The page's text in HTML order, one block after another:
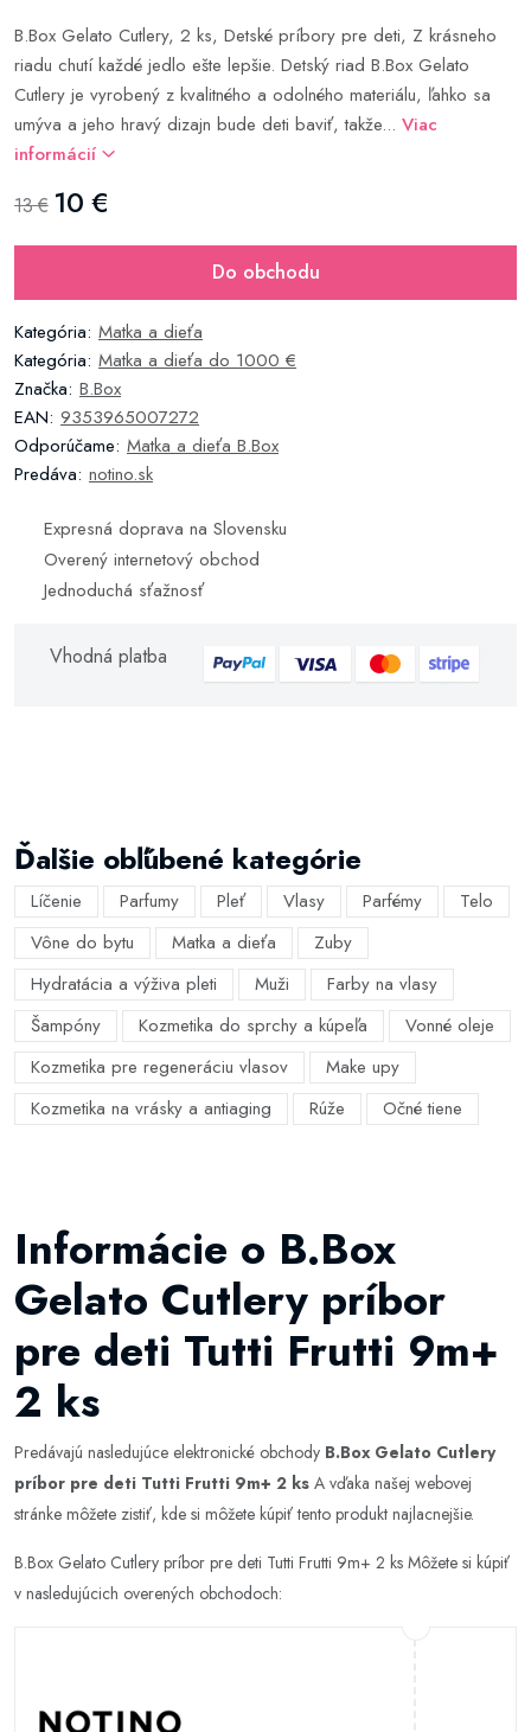
B.Box Gelato Cutlery, 2 ks, Detské príbory pre deti, Z krásneho
riadu chutí každé jedlo ešte lepšie. Detský riad B.Box Gelato
Cutlery je vyrobený z kvalitného a odolného materiálu, ľahko sa
umýva a jeho hravý dizajn bude deti baviť, takže... Viac
informácií
13 € 10 €
Do obchodu
Kategória: Matka a dieťa
Kategória: Matka a dieťa do 1000 €
Značka: B.Box
EAN: 9353965007272
Odporúčame: Matka a dieťa B.Box
Predáva: notino.sk
Expresná doprava na Slovensku
Overený internetový obchod
Jednoduchá sťažnosť
Vhodná platba
Ďalšie obľúbené kategórie
Líčenie Parfumy Pleť Vlasy Parfémy
Telo
Vône do bytu
Matka a dieťa
Zuby
Hydratácia a výživa pleti
Muži
Farby na vlasy
Šampóny
Kozmetika do sprchy a kúpeľa
Vonné oleje
Kozmetika pre regeneráciu vlasov
Make upy
Kozmetika na vrásky a antiaging
Rúže Očné tiene
Informácie o B.Box
Gelato Cutlery príbor
pre deti Tutti Frutti 9m+
2 ks
Predávajú nasledujúce elektronické obchody B.Box Gelato Cutlery
príbor pre deti Tutti Frutti 9m+ 2 ks A vďaka našej webovej
stránke môžete zistiť, kde si môžete kúpiť tento produkt najlacnejšie.
B.Box Gelato Cutlery príbor pre deti Tutti Frutti 9m+ 2 ks Môžete si kúpiť
v nasledujúcich overených obchodoch: